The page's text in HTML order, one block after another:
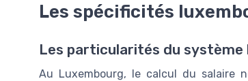
Les spécificités
Les particularités du système
Au Luxembourg, le calcul du salaire